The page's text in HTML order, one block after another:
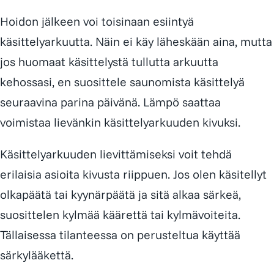
Hoidon jälkeen voi toisinaan esiintyä
käsittelyarkuutta. Näin ei käy läheskään aina, mutta
jos huomaat käsittelystä tullutta arkuutta
kehossasi, en suosittele saunomista käsittelyä
seuraavina parina päivänä. Lämpö saattaa
voimistaa lievänkin käsittelyarkuuden kivuksi.
Käsittelyarkuuden lievittämiseksi voit tehdä
erilaisia asioita kivusta riippuen. Jos olen käsitellyt
olkapäätä tai kyynärpäätä ja sitä alkaa särkeä,
suosittelen kylmää käärettä tai kylmävoiteita.
Tällaisessa tilanteessa on perusteltua käyttää
särkylääkettä.